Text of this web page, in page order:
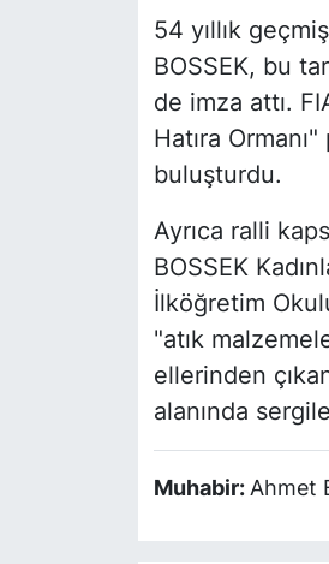
54 yıllık
BOSSEK, bu
de imza attı.
Hatıra
buluşturdu.
Ayrıca ralli
BOSSEK
İlköğretim
"atık
ellerinden
alanında
Muhabir:Ahmet